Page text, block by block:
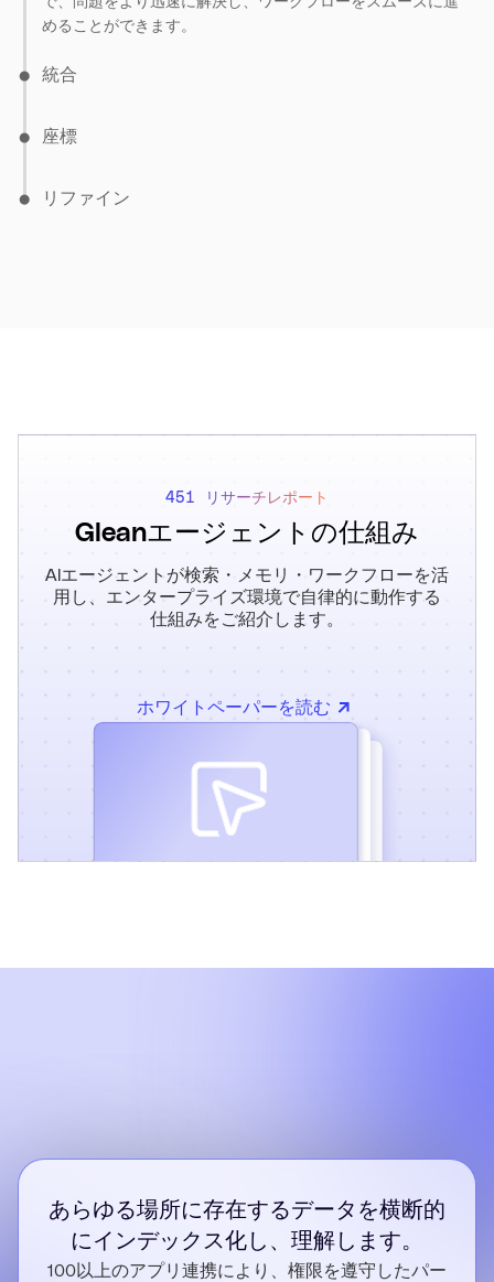
めることができます。
統合
ェントを直接起動できるため、従業員はコンテキストを切り
座標
で引き継ぐことなく複雑なワークフローを完了できます。
リファイン
トリガー、ルーティングロジック、またはエージェントフロ
フローが時間の経過とともに改善されます。
451 リサーチレポート
Gleanエージェントの仕組み
AIエージェントが検索・メモリ・ワークフローを活
用し、エンタープライズ環境で自律的に動作する
仕組みをご紹介します。
ホワイトペーパーを読む
あらゆる場所に存在するデータを横断的
にインデックス化し、理解します。
100以上のアプリ連携により、権限を遵守したパー